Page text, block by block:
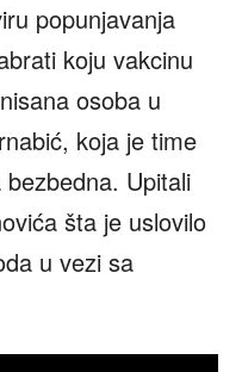
popunjavanja
koju vakcinu
osoba u
koja je time
Upitali
šta je uslovilo
u vezi sa